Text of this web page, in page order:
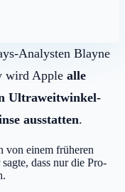
Analysten Blayne
wird Applealle
Ultraweitwinkel-
ausstatten.
von einem früheren
dass nur die Pro-